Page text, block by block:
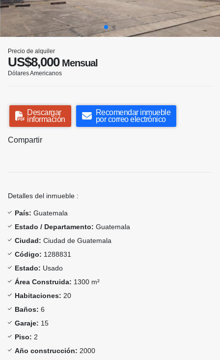
Precio de alquiler
US$8,000Mensual
Dólares Americanos
Descargar
información
Recomendar inmueble
por correo electrónico
Compartir
Detalles del inmueble :
País: Guatemala
Estado / Departamento: Guatemala
Ciudad: Ciudad de Guatemala
Código: 1288831
Estado: Usado
Área Construida: 1300 m²
Habitaciones: 20
Baños: 6
Garaje: 15
Piso: 2
Año construcción: 2000